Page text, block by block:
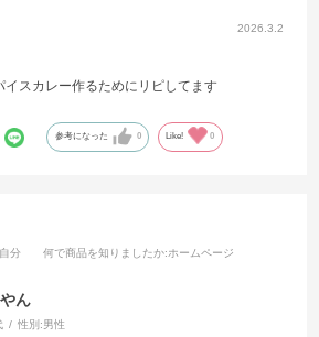
2026.3.2
イスカレー作るためにリピしてます
参考になった 0 Like! 0
分 何で商品を知りましたか:ホームページ
ん
性別:男性